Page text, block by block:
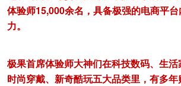
体验师15,000余名，具备极强的电商平
力。
极果首席体验师大神们在科技数码、生活
时尚穿戴、新奇酷玩五大品类里，有多